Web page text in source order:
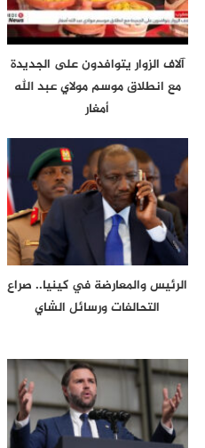
آلاف الزوار يتوافدون على الجديدة
مع انطلاق موسم مولاي عبد الله
أمغار
الرئيس والمعارضة في كينيا.. صراع
التحالفات ورسائل الشاي